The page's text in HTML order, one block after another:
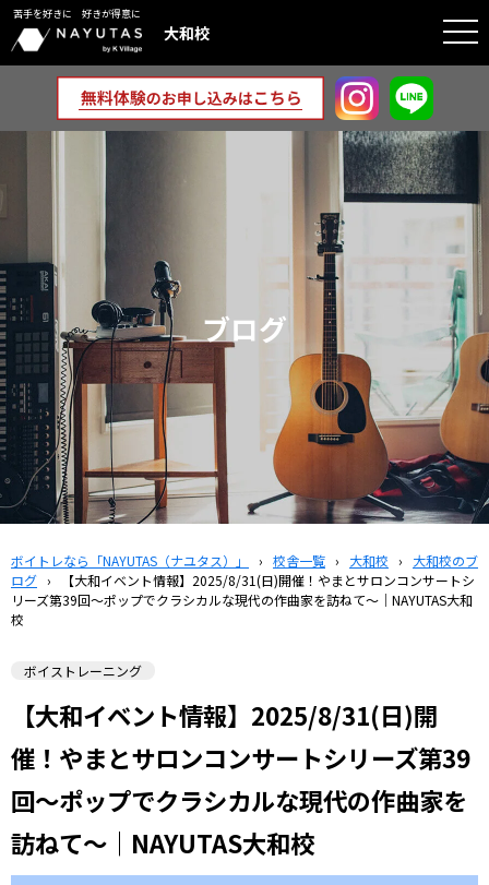
苦手を好きに 好きが得意に
大和校
ブログ
ボイトレなら「NAYUTAS（ナユタス）」 › 校舎一覧 › 大和校 ›
大和校のブ
ログ ›
【大和イベント情報】2025/8/31(日)開催！やまとサロンコンサートシ
リーズ第39回～ポップでクラシカルな現代の作曲家を訪ねて～｜NAYUTAS大和
校
ボイストレーニング
【大和イベント情報】2025/8/31(日)開
催！やまとサロンコンサートシリーズ第39
回～ポップでクラシカルな現代の作曲家を
訪ねて～｜NAYUTAS大和校